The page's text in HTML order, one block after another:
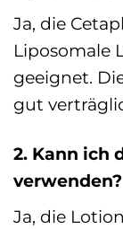
Ja, die
Liposomale
geeignet.
gut
2. Kann ich
verwenden?
Ja, die